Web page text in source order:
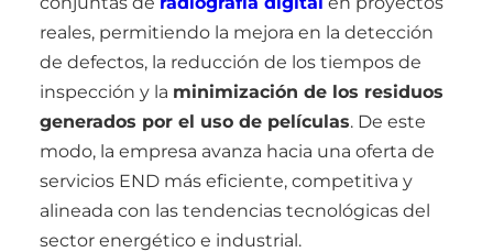
reales, permitiendo la mejora en la detección
de defectos, la reducción de los tiempos de
inspección y la minimización de los residuos
generados por el uso de películas. De este
modo, la empresa avanza hacia una oferta de
servicios END más eficiente, competitiva y
alineada con las tendencias tecnológicas del
sector energético e industrial.